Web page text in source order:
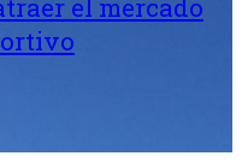
el mercado